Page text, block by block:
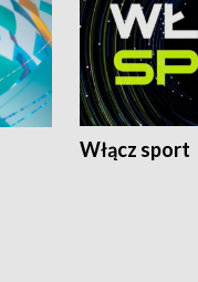
Włącz sport